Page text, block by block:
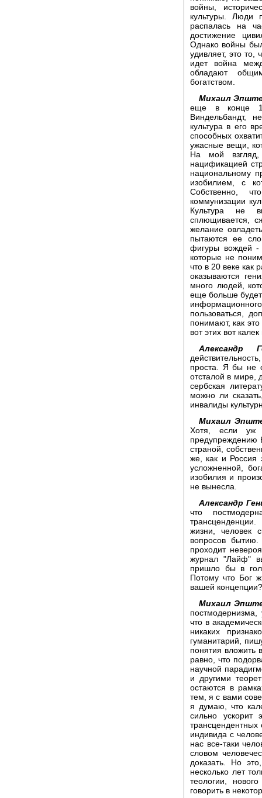
войны,
культуры. Люди
распалась на
достижение
Однако войны
удивляет, это то,
идет война
обладают
богатством.
Михаил
еще в конце
Виндельбандт,
культура в его
способных
ужасные вещи,
На мой взгляд,
нацификацией
национальному
изобилием, с
Собственно,
коммунизации
Культура не
сплющивается,
желание
пытаются ее
фигуры вождей
которые не
что в 20 веке как
оказываются
много людей,
еще больше
пользоваться,
понимают, как
вот этих вот
Александр
проста. Я бы не
отсталой в мире,
сербская
можно ли
инвалиды
Михаил
Хотя, если уж
предупреждению
страной,
же, как и Россия
усложненной,
изобилия и
не вынесла.
Александр
что
жизни, человек
вопросов
проходит
журнал "Лайф"
пришло бы в
Потому что Бог
вашей концепции?
Михаил
что в
никаких
гуманитарий,
понятия вложить
равно, что
научной
и другими
остаются в
тем, я с вами
я думаю, что
сильно ускорит
индивида с
нас все-таки
словом
доказать. Но
несколько лет
теологии,
говорить в